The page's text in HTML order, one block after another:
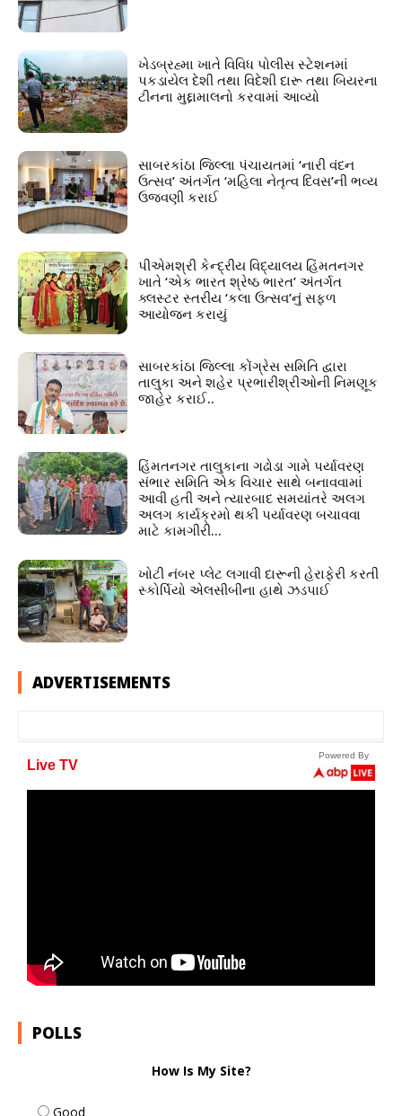
ખેડબ્રહ્મા ખાતે વિવિધ પોલીસ સ્ટેશનમાં
પકડાયેલ દેશી તથા વિદેશી દારૂ તથા બિયરના
ટીનના મુદ્દામાલનો કરવામાં આવ્યો
સાબરકાંઠા જિલ્લા પંચાયતમાં ‘નારી વંદન
ઉત્સવ’ અંતર્ગત ‘મહિલા નેતૃત્વ દિવસ’ની ભવ્ય
ઉજવણી કરાઈ
પીએમશ્રી કેન્દ્રીય વિદ્યાલય હિંમતનગર
ખાતે ‘એક ભારત શ્રેષ્ઠ ભારત’ અંતર્ગત
ક્લસ્ટર સ્તરીય ‘કલા ઉત્સવ’નું સફળ
આયોજન કરાયું
સાબરકાંઠા જિલ્લા કોંગ્રેસ સમિતિ દ્વારા
તાલુકા અને શહેર પ્રભારીશ્રીઓની નિમણૂક
જાહેર કરાઈ..
હિંમતનગર તાલુકાના ગઢોડા ગામે પર્યાવરણ
સંભાર સમિતિ એક વિચાર સાથે બનાવવામાં
આવી હતી અને ત્યારબાદ સમયાંતરે અલગ
અલગ કાર્યક્રમો થકી પર્યાવરણ બચાવવા
માટે કામગીરી...
ખોટી નંબર પ્લેટ લગાવી દારૂની હેરાફેરી કરતી
સ્કોર્પિયો એલસીબીના હાથે ઝડપાઈ
ADVERTISEMENTS
POLLS
How Is My Site?
Good